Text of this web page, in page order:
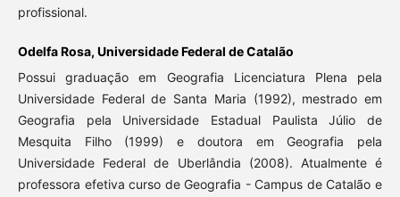
profissional.
Odelfa Rosa, Universidade Federal de Catalão
Possui graduação em Geografia Licenciatura Plena pela
Universidade Federal de Santa Maria (1992), mestrado em
Geografia pela Universidade Estadual Paulista Júlio de
Mesquita Filho (1999) e doutora em Geografia pela
Universidade Federal de Uberlândia (2008). Atualmente é
professora efetiva curso de Geografia - Campus de Catalão e